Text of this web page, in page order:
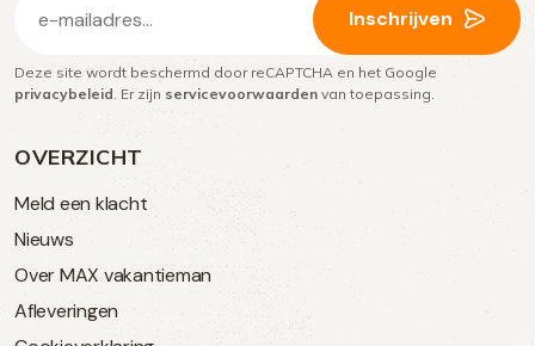
OVERZICHT
Meld een klacht
Nieuws
Over MAX vakantieman
Afleveringen
mailadres
(Vereist)
Inschrijven
Deze site wordt beschermd door reCAPTCHA en het Google
privacybeleid . Er zijn servicevoorwaarden van toepassing.